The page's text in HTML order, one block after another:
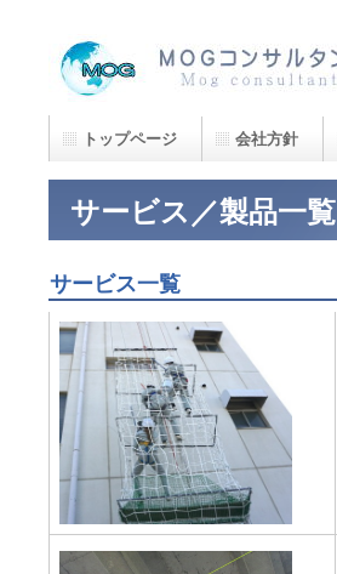
サービス／製品一覧
サービス一覧
トップページ 会社方針